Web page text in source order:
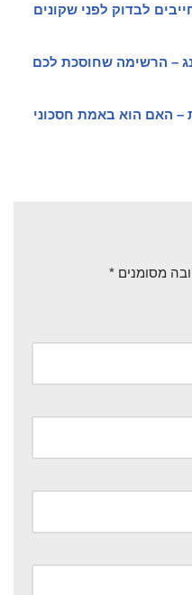
לבדוק לפני שקונים
– הרשימה שחוסכת לכם
– האם הוא באמת חסכוני
מסומנים *